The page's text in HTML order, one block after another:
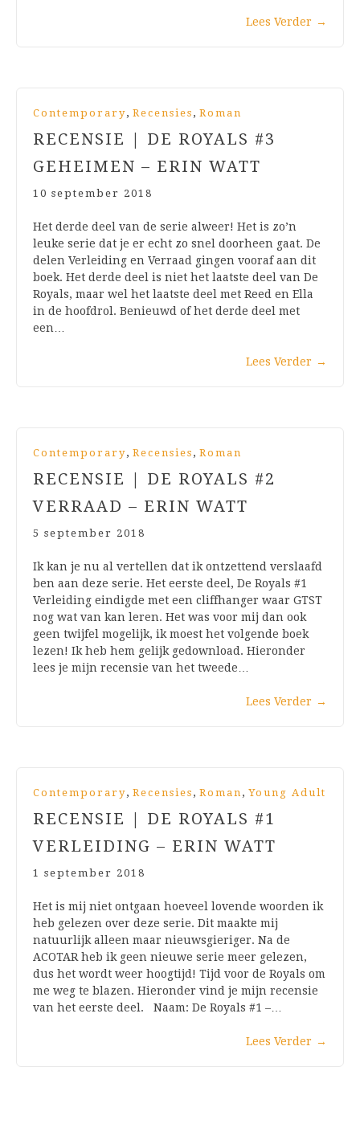
Lees Verder →
Contemporary, Recensies , Roman
RECENSIE | DE ROYALS #3
GEHEIMEN – ERIN WATT
10 september 2018
Het derde deel van de serie alweer! Het is zo’n
leuke serie dat je er echt zo snel doorheen gaat. De
delen Verleiding en Verraad gingen vooraf aan dit
boek. Het derde deel is niet het laatste deel van De
Royals, maar wel het laatste deel met Reed en Ella
in de hoofdrol. Benieuwd of het derde deel met
een…
Lees Verder →
Contemporary, Recensies , Roman
RECENSIE | DE ROYALS #2
VERRAAD – ERIN WATT
5 september 2018
Ik kan je nu al vertellen dat ik ontzettend verslaafd
ben aan deze serie. Het eerste deel, De Royals #1
Verleiding eindigde met een cliffhanger waar GTST
nog wat van kan leren. Het was voor mij dan ook
geen twijfel mogelijk, ik moest het volgende boek
lezen! Ik heb hem gelijk gedownload. Hieronder
lees je mijn recensie van het tweede…
Lees Verder →
Contemporary, Recensies , Roman , Young Adult
RECENSIE | DE ROYALS #1
VERLEIDING – ERIN WATT
1 september 2018
Het is mij niet ontgaan hoeveel lovende woorden ik
heb gelezen over deze serie. Dit maakte mij
natuurlijk alleen maar nieuwsgieriger. Na de
ACOTAR heb ik geen nieuwe serie meer gelezen,
dus het wordt weer hoogtijd! Tijd voor de Royals om
me weg te blazen. Hieronder vind je mijn recensie
van het eerste deel. Naam: De Royals #1 –…
Lees Verder →